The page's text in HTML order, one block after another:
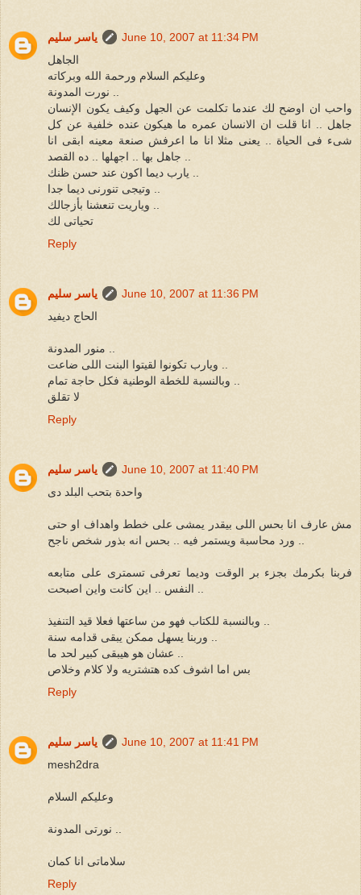
ياسر سليم
June 10, 2007 at 11:34 PM
الجاهل
وعليكم السلام ورحمة الله وبركاته
واحب ان اوضح لك عندما تكلمت عن الجهل وكيف يكون الإنسان
جاهل .. انا قلت ان الانسان عمره ما هيكون عنده خلفية عن كل
شىء فى الحياة .. يعنى مثلا انا ما اعرفش صنعة معينه ابقى انا
تحياتى لك
Reply
ياسر سليم
June 10, 2007 at 11:36 PM
الحاج ديفيد
لا تقلق
Reply
ياسر سليم
June 10, 2007 at 11:40 PM
واحدة بتحب البلد دى
مش عارف انا بحس اللى بيقدر يمشى على خطط واهداف او حتى
فربنا بكرمك بجزء بر الوقت وديما تعرفى تسمترى على متابعه
بس اما اشوف كده هتشتريه ولا كلام وخلاص
Reply
ياسر سليم
June 10, 2007 at 11:41 PM
mesh2dra
وعليكم السلام
سلاماتى انا كمان
Reply